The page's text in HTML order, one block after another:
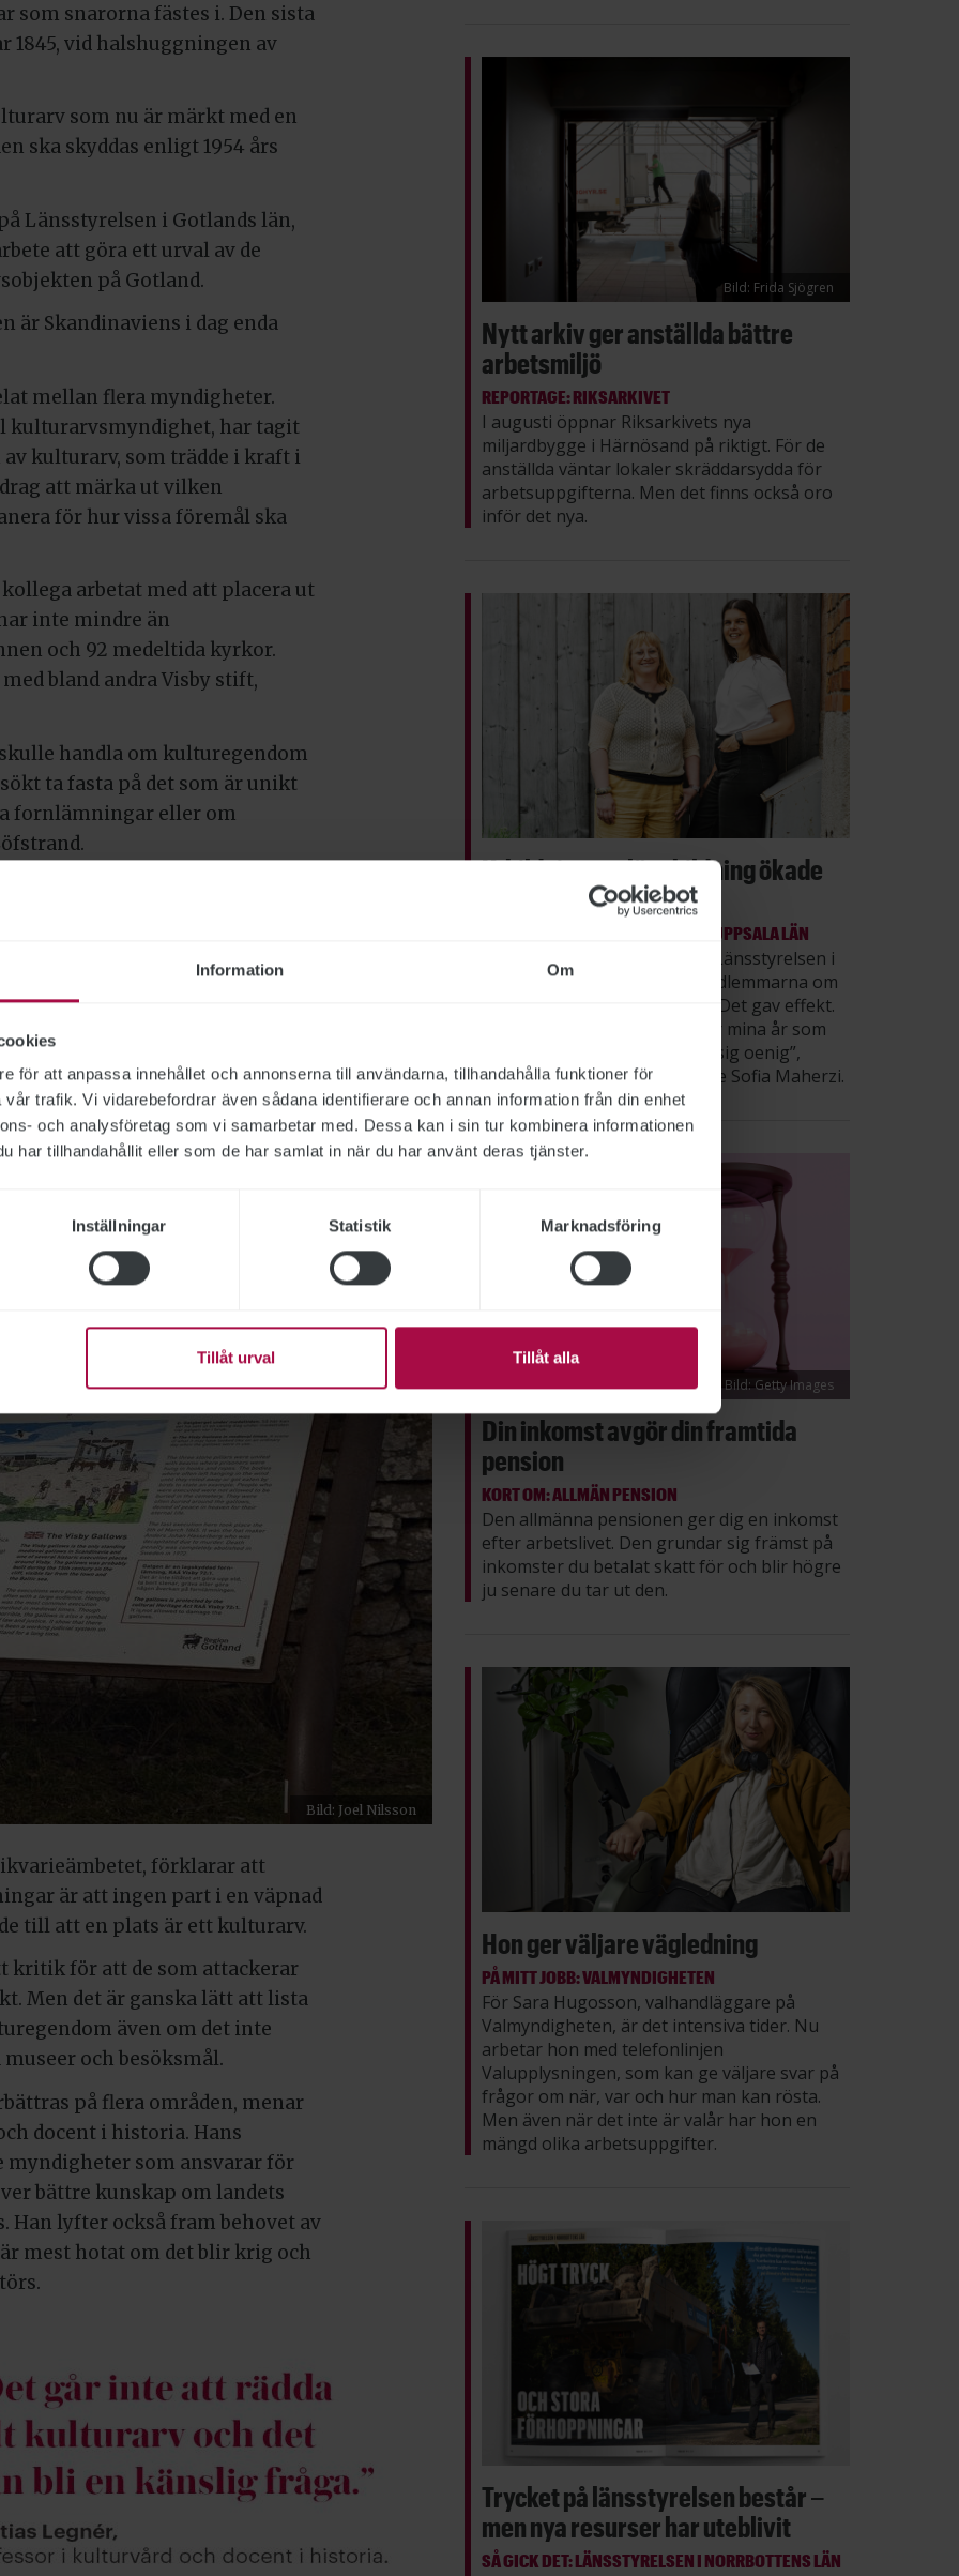
Information Om
för att anpassa innehållet och annonserna till användarna, tillhandahålla funktioner för
trafik. Vi vidarebefordrar även sådana identifierare och annan information från din enhet
och analysföretag som vi samarbetar med. Dessa kan i sin tur kombinera informationen
har tillhandahållit eller som de har samlat in när du har använt deras tjänster.
Inställningar Statistik Marknadsföring
Tillåt urval Tillåt alla
som snarorna fästes i. Den sista
1845, vid halshuggningen av
som nu är märkt med en
ska skyddas enligt 1954 års
Länsstyrelsen i Gotlands län,
att göra ett urval av de
på Gotland.
är Skandinaviens i dag enda
mellan flera myndigheter.
kulturarvsmyndighet, har tagit
kulturarv, som trädde i kraft i
att märka ut vilken
för hur vissa föremål ska
arbetat med att placera ut
inte mindre än
och 92 medeltida kyrkor.
bland andra Visby stift,
handla om kulturegendom
ta fasta på det som är unikt
fornlämningar eller om
mest värdefulla kulturarv
styrkor. Enligt
angripna använda dessa
genom att skjuta från ett
skadas av annat än krig
så kan vi även hantera kriser i
robust sätt.
kommit olika långt i olika delar
just Gotland, där det pågått ett
för att märka ut
på totalförsvaret.
Bild: Joel Nilsson
förklarar att
är att ingen part i en väpnad
till att en plats är ett kulturarv.
kritik för att de som attackerar
Men det är ganska lätt att lista
även om det inte
och besöksmål.
på flera områden, menar
docent i historia. Hans
som ansvarar för
bättre kunskap om landets
Han lyfter också fram behovet av
mest hotat om det blir krig och
Bild: Frida Sjögren
Nytt arkiv ger anställda bättre
arbetsmiljö
REPORTAGE: RIKSARKIVET
I augusti öppnar Riksarkivets nya
miljardbygge i Härnösand på riktigt. För de
anställda väntar lokaler skräddarsydda för
arbetsuppgifterna. Men det finns också oro
inför det nya.
Utbildning om lönebildning ökade
kunskaperna
SÅ GJORDE VI: LÄNSSTYRELSEN I UPPSALA LÄN
Våren 2025 satsade ST inom Länsstyrelsen i
Uppsala län på att utbilda medlemmarna om
hur löneprocessen fungerar. Det gav effekt.
”Det här var första året under mina år som
facklig som ingen förklarade sig oenig”,
säger STs sektionsordförande Sofia Maherzi.
Bild: Getty Images
Din inkomst avgör din framtida
pension
KORT OM: ALLMÄN PENSION
Den allmänna pensionen ger dig en inkomst
efter arbetslivet. Den grundar sig främst på
inkomster du betalat skatt för och blir högre
ju senare du tar ut den.
Hon ger väljare vägledning
PÅ MITT JOBB: VALMYNDIGHETEN
För Sara Hugosson, valhandläggare på
Valmyndigheten, är det intensiva tider. Nu
arbetar hon med telefonlinjen
Valupplysningen, som kan ge väljare svar på
frågor om när, var och hur man kan rösta.
Men även när det inte är valår har hon en
mängd olika arbetsuppgifter.
Trycket på länsstyrelsen består –
men nya resurser har uteblivit
SÅ GICK DET: LÄNSSTYRELSEN I NORRBOTTENS LÄN